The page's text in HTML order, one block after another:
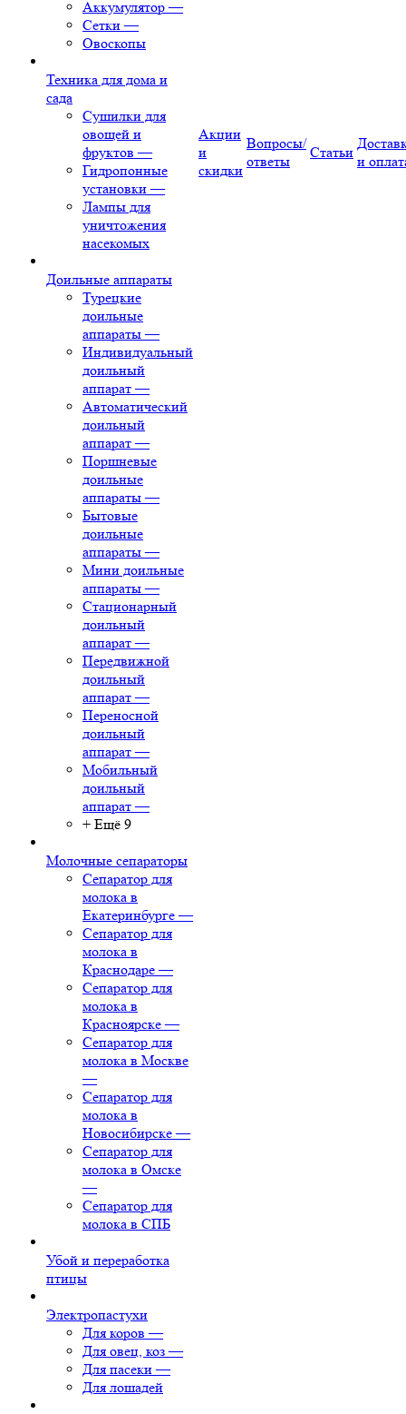
Аккумулятор —
Сетки —
Овоскопы
Техника для дома и
сада
Сушилки для
овощей и
фруктов —
Гидропонные
установки —
Лампы для
уничтожения
насекомых
Доильные аппараты
Турецкие
доильные
аппараты —
Индивидуальный
доильный
аппарат —
Автоматический
доильный
аппарат —
Поршневые
доильные
аппараты —
Бытовые
доильные
аппараты —
Мини доильные
аппараты —
Стационарный
доильный
аппарат —
Передвижной
доильный
аппарат —
Переносной
доильный
аппарат —
Мобильный
доильный
аппарат —
+ Ещё 9
Молочные сепараторы
Сепаратор для
молока в
Екатеринбурге —
Сепаратор для
молока в
Краснодаре —
Сепаратор для
молока в
Красноярске —
Сепаратор для
молока в Москве
—
Сепаратор для
молока в
Новосибирске —
Сепаратор для
молока в Омске
—
Сепаратор для
молока в СПБ
Убой и переработка
птицы
Электропастухи
Для коров —
Для овец, коз —
Для пасеки —
Для лошадей
Акции
и
скидки
Вопросы/
ответы
Статьи
и